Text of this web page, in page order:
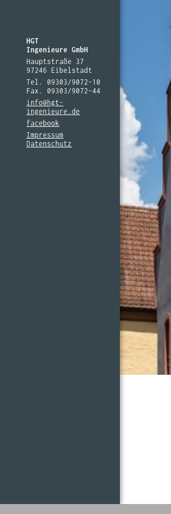
HGT
Ingenieure GmbH
Hauptstraße 37
97246 Eibelstadt
Tel. 09303/9072-10
Fax. 09303/9072-44
info@hgt-
ingenieure.de
facebook
Impressum
Datenschutz